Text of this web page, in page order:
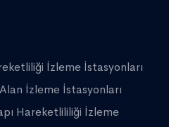
İzleme İstasyonları
İzleme İstasyonları
Hareketlililiği İzleme